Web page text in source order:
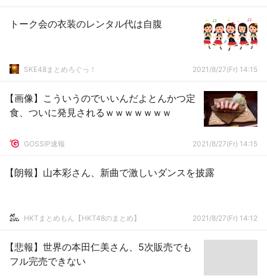
トーク会の衣装のレンタル代は自腹
SKE48まとめろぐっ！ 2021/8/27(Fr) 14:15
【画像】こういうのでいいんだよとんかつ定
食、ついに発見されるｗｗｗｗｗｗｗ
GOSSIP速報 2021/8/27(Fr) 14:15
【朗報】山本彩さん、新曲で激しいダンスを披露
HKTまとめもん【HKT48のまとめ】 2021/8/27(Fr) 14:12
【悲報】世界の本田仁美さん、5次販売でも
フル完売できない